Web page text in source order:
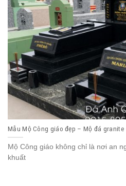
Mẫu Mộ Công giáo đẹp – Mộ đá granite
Mộ Công giáo không chỉ là nơi an
khuất